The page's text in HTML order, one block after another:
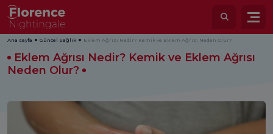
Ana sayfa Güncel Sağlık Eklem Ağrısı Nedir? Kemik ve Eklem Ağrısı Neden Olur?
Eklem Ağrısı Nedir? Kemik ve Eklem Ağrısı
Neden Olur?